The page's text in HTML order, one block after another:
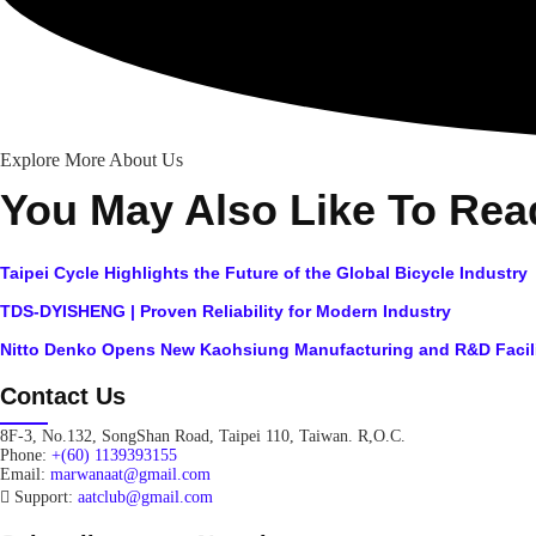
Explore More About Us
You May Also Like To
Taipei Cycle Highlights the Future of the Global Bicycle Industry
TDS-DYISHENG | Proven Reliability for Modern Industry
Nitto Denko Opens New Kaohsiung Manufacturing and R&D
Contact Us
8F-3, No.132, SongShan Road, Taipei 110, Taiwan. R,O.C.
Phone: +(60) 1139393155
Email: marwanaat@gmail.com
Support: aatclub@gmail.com